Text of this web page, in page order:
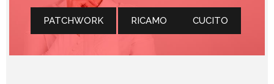
PATCHWORK RICAMO CUCITO